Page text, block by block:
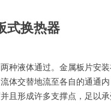
式换热器
体通过。金属板片安装
体交替地流至各自的通通
且形成许多支撑点，足以